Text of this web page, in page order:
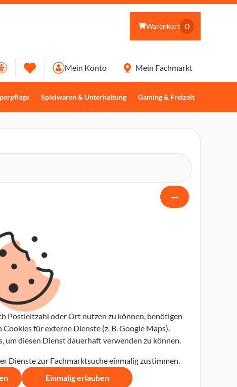
Warenkorb 0
Spielwaren & Unterhaltung Gaming & Freizeit
Mein Konto Mein Fachmarkt
−
Postleitzahl oder Ort nutzen zu können, benötigen
für externe Dienste (z. B. Google Maps).
diesen Dienst dauerhaft verwenden zu können.
Dienste zur Fachmarktsuche einmalig zustimmen.
Einmalig erlauben